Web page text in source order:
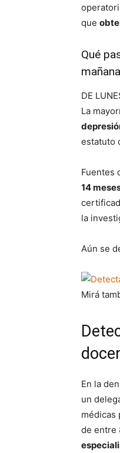
que
Qué
DE
La
estatuto
Fuentes
14
la
Aún se
Mirá
En la
un
médicas
de entre